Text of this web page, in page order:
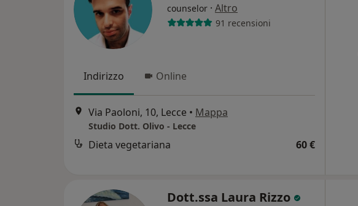
counselor · Altro
91 recensioni
Indirizzo Online
Via Paoloni, 10, Lecce • Mappa
Studio Dott. Olivo - Lecce
Dieta vegetariana 60 €
Dott.ssa Laura Rizzo